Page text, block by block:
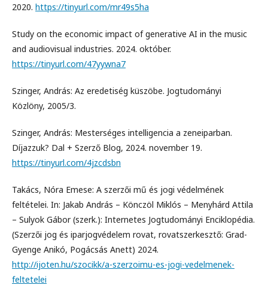
2020. https://tinyurl.com/mr49s5ha
Study on the economic impact of generative AI in the music
and audiovisual industries. 2024. október.
https://tinyurl.com/47yywna7
Szinger, András: Az eredetiség küszöbe. Jogtudományi
Közlöny, 2005/3.
Szinger, András: Mesterséges intelligencia a zeneiparban.
Díjazzuk? Dal + Szerző Blog, 2024. november 19.
https://tinyurl.com/4jzcdsbn
Takács, Nóra Emese: A szerzői mű és jogi védelmének
feltételei. In: Jakab András – Könczöl Miklós – Menyhárd Attila
– Sulyok Gábor (szerk.): Internetes Jogtudományi Enciklopédia.
(Szerzői jog és iparjogvédelem rovat, rovatszerkesztő: Grad-
Gyenge Anikó, Pogácsás Anett) 2024.
http://ijoten.hu/szocikk/a-szerzoimu-es-jogi-vedelmenek-
feltetelei